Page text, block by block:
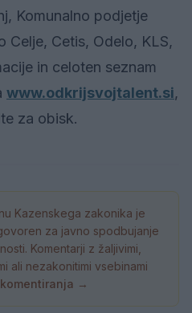
Komunalno podjetje
Celje, Cetis, Odelo, KLS,
in celoten seznam
www.odkrijsvojtalent.si,
za obisk.
Kazenskega zakonika je
za javno spodbujanje
Komentarji z žaljivimi,
ali nezakonitimi vsebinami
→